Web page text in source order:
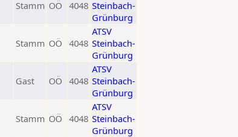
Stamm OÖ 4048 Steinbach-
Grünburg
Stamm OÖ 4048
ATSV
Steinbach-
Grünburg
Gast OÖ 4048
ATSV
Steinbach-
Grünburg
Stamm OÖ 4048
ATSV
Steinbach-
Grünburg